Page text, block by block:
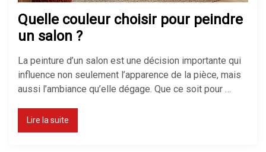
Quelle couleur choisir pour peindre
un salon ?
La peinture d’un salon est une décision importante qui
influence non seulement l’apparence de la pièce, mais
aussi l’ambiance qu’elle dégage. Que ce soit pour …
Lire la suite